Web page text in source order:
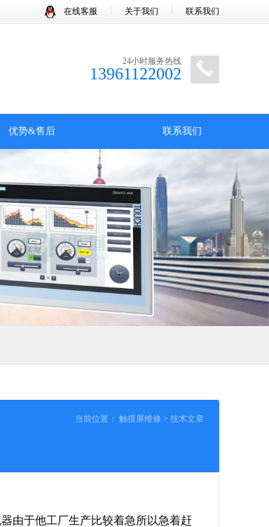
在线客服 关于我们 联系我们
24小时服务热线
13961122002
优势&售后 联系我们
当前位置： 触摸屏维修 > 技术文章
由于他工厂生产比较着急所以急着赶